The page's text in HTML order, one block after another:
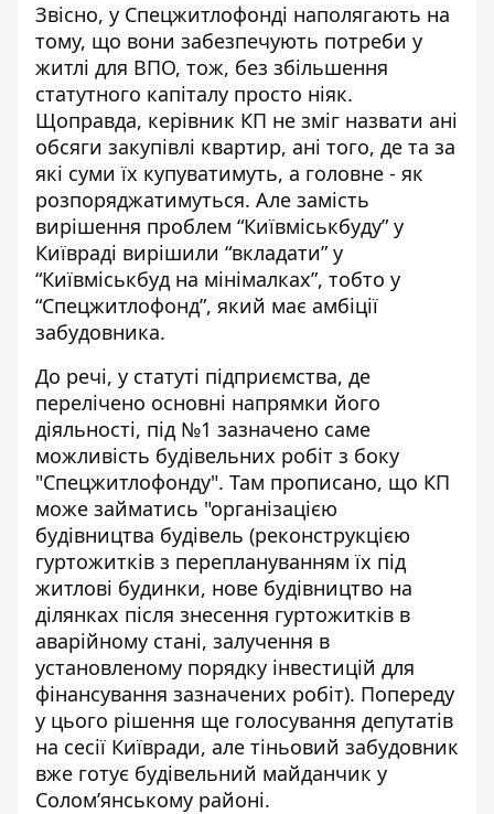
Звісно, у Спецжитлофонді наполягають на
тому, що вони забезпечують потреби у
житлі для ВПО, тож, без збільшення
статутного капіталу просто ніяк.
Щоправда, керівник КП не зміг назвати ані
обсяги закупівлі квартир, ані того, де та за
які суми їх купуватимуть, а головне - як
розпоряджатимуться. Але замість
вирішення проблем “Київміськбуду” у
Київраді вирішили “вкладати” у
“Київміськбуд на мінімалках”, тобто у
“Спецжитлофонд”, який має амбіції
забудовника.
До речі, у статуті підприємства, де
перелічено основні напрямки його
діяльності, під №1 зазначено саме
можливість будівельних робіт з боку
"Спецжитлофонду". Там прописано, що КП
може займатись "організацією
будівництва будівель (реконструкцією
гуртожитків з переплануванням їх під
житлові будинки, нове будівництво на
ділянках після знесення гуртожитків в
аварійному стані, залучення в
установленому порядку інвестицій для
фінансування зазначених робіт). Попереду
у цього рішення ще голосування депутатів
на сесії Київради, але тіньовий забудовник
вже готує будівельний майданчик у
Солом’янському районі.